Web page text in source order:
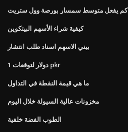
كم يفعل متوسط ​​سمسار بورصة وول ستريت
كيفية شراء الأسهم البيتكوين
بيني الاسهم اسناد طلب انتشار
1 دولار لتوقعات pkr
ما هي قيمة النقطة في التداول
مخزونات عالية السيولة خلال اليوم
الطوب الفضة خلفية